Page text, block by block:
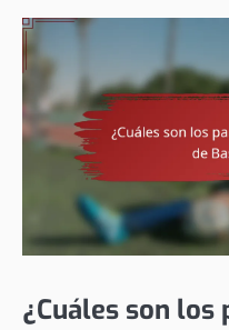
¿Cuáles son